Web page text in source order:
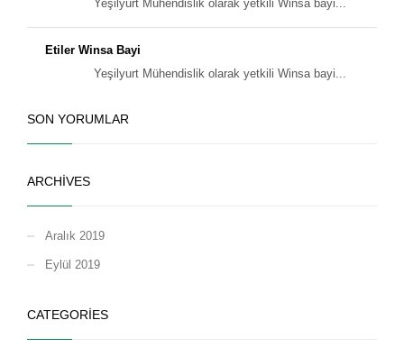
Yeşilyurt Mühendislik olarak yetkili Winsa bayi...
Etiler Winsa Bayi
Yeşilyurt Mühendislik olarak yetkili Winsa bayi...
SON YORUMLAR
ARCHIVES
Aralık 2019
Eylül 2019
CATEGORIES